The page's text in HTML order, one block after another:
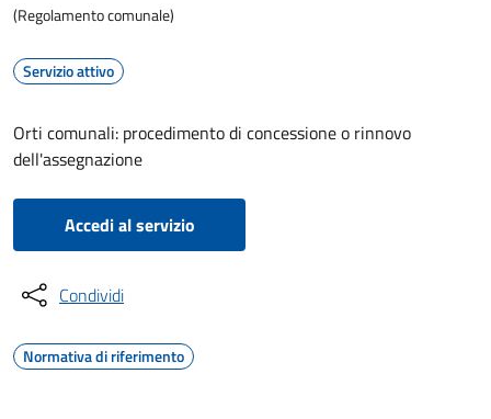
(Regolamento comunale)
Servizio attivo
Orti comunali: procedimento di concessione o rinnovo
dell'assegnazione
Accedi al servizio
Condividi
Normativa di riferimento